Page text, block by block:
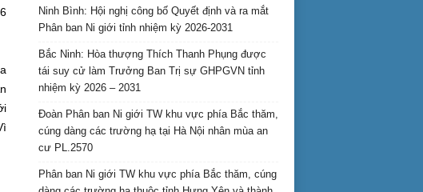
Ninh Bình: Hội nghị công bố Quyết định và ra mắt
Phân ban Ni giới tỉnh nhiệm kỳ 2026-2031
Bắc Ninh: Hòa thượng Thích Thanh Phụng được
tái suy cử làm Trưởng Ban Trị sự GHPGVN tỉnh
nhiệm kỳ 2026 – 2031
Đoàn Phân ban Ni giới TW khu vực phía Bắc thăm,
cúng dàng các trường hạ tại Hà Nội nhân mùa an
cư PL.2570
Phân ban Ni giới TW khu vực phía Bắc thăm, cúng